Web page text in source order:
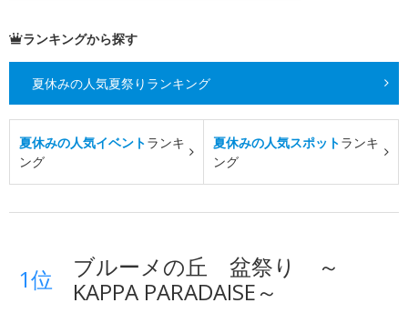
ランキングから探す
夏休みの人気夏祭りランキング
夏休みの人気イベントランキ
ング
夏休みの人気スポットランキ
ング
1位
ブルーメの丘 盆祭り ～
KAPPA PARADAISE～